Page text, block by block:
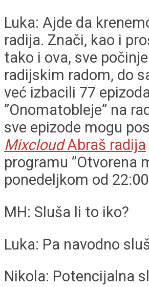
Luka: Ajde da
radija. Znači, kao i
tako i ova, sve
radijskim radom, do
već izbacili 77
”Onomatobleje” na
sve epizode mogu
MixcloudAbraš radija
programu ”Otvorena
ponedeljkom od
MH: Sluša li to iko?
Luka: Pa navodno
Nikola: Potencijalna